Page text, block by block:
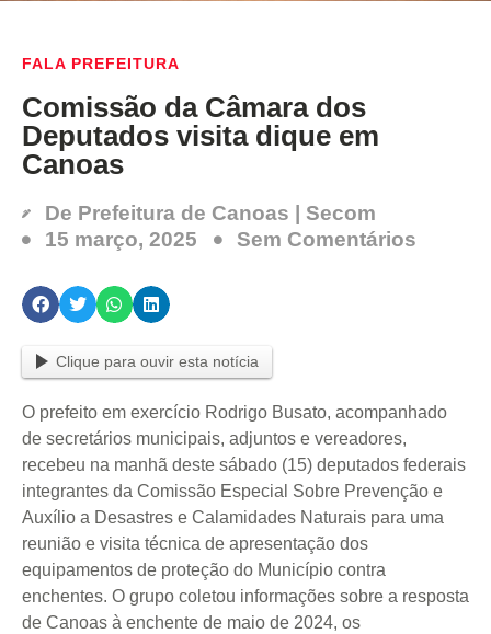
FALA PREFEITURA
Comissão da Câmara dos
Deputados visita dique em
Canoas
De Prefeitura de Canoas | Secom
15 março, 2025
Sem Comentários
Clique para ouvir esta notícia
O prefeito em exercício Rodrigo Busato, acompanhado
de secretários municipais, adjuntos e vereadores,
recebeu na manhã deste sábado (15) deputados federais
integrantes da Comissão Especial Sobre Prevenção e
Auxílio a Desastres e Calamidades Naturais para uma
reunião e visita técnica de apresentação dos
equipamentos de proteção do Município contra
enchentes. O grupo coletou informações sobre a resposta
de Canoas à enchente de maio de 2024, os